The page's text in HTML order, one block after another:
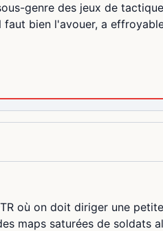
genre des jeux de
bien l'avouer, a
où on doit diriger une
maps saturées de soldats